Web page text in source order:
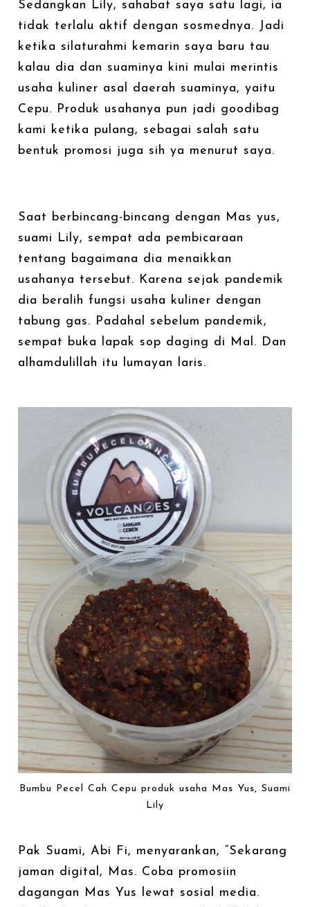
Sedangkan Lily, sahabat saya satu lagi, ia
tidak terlalu aktif dengan sosmednya. Jadi
ketika silaturahmi kemarin saya baru tau
kalau dia dan suaminya kini mulai merintis
usaha kuliner asal daerah suaminya, yaitu
Cepu. Produk usahanya pun jadi goodibag
kami ketika pulang, sebagai salah satu
bentuk promosi juga sih ya menurut saya.
Saat berbincang-bincang dengan Mas yus,
suami Lily, sempat ada pembicaraan
tentang bagaimana dia menaikkan
usahanya tersebut. Karena sejak pandemik
dia beralih fungsi usaha kuliner dengan
tabung gas. Padahal sebelum pandemik,
sempat buka lapak sop daging di Mal. Dan
alhamdulillah itu lumayan laris.
Bumbu Pecel Cah Cepu produk usaha Mas Yus, Suami
Lily
Pak Suami, Abi Fi, menyarankan, “Sekarang
jaman digital, Mas. Coba promosiin
dagangan Mas Yus lewat sosial media.